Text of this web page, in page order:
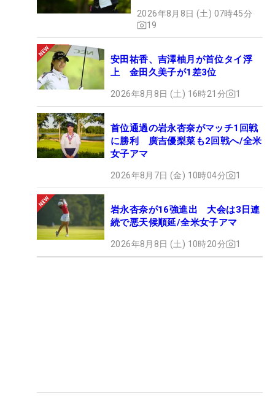
2026年8月8日 (土) 07時45分
19
安田祐香、吉澤柚月が首位タイ浮
上 金田久美子が1差3位
2026年8月8日 (土) 16時21分 1
首位通過の岩永杏奈がマッチ1回戦
に勝利 廣吉優梨菜も2回戦へ/全米
女子アマ
2026年8月7日 (金) 10時04分 1
岩永杏奈が16強進出 大会は3日連
続で悪天候順延/全米女子アマ
2026年8月8日 (土) 10時20分 1